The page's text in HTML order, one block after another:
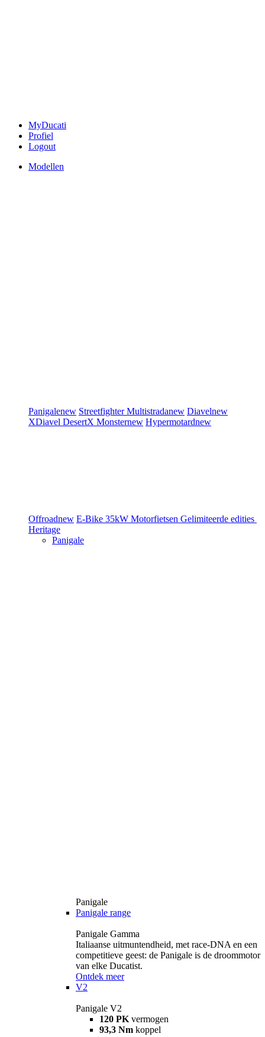
MyDucati
Profiel
Logout
Modellen
Panigalenew StreetfighterMultistradanew Diavelnew
XDiavel DesertX Monsternew Hypermotardnew
Offroadnew E-Bike 35kW Motorfietsen Gelimiteerde edities
Heritage
Panigale
Panigale
Panigale range
Panigale Gamma
Italiaanse uitmuntendheid, met race-DNA en een
competitieve geest: de Panigale is de droommotor
van elke Ducatist.
Ontdek meer
V2
Panigale V2
120 PK vermogen
93,3 Nm koppel